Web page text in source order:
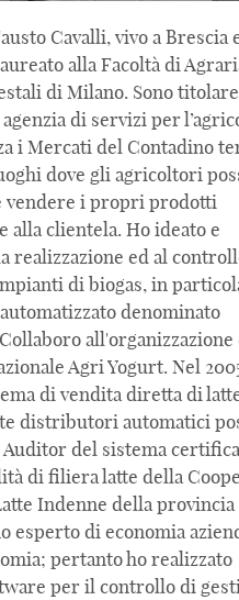
Cavalli, vivo a Brescia
alla Facoltà di
di Milano. Sono
di servizi per
i Mercati del Contadino
dove gli agricoltori
vendere i propri prodotti
alla clientela. Ho ideato e
realizzazione ed al
di biogas, in
denominato
all'organizzazione
Agri Yogurt. Nel
di vendita diretta di
distributori automatici
Auditor del sistema
di filiera latte della
Indenne della
esperto di economia
pertanto ho realizzato
per il controllo di